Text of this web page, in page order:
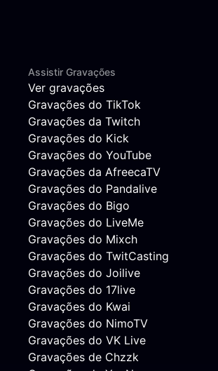
Assistir Gravações
Ver gravações
Gravações do TikTok
Gravações da Twitch
Gravações do Kick
Gravações do YouTube
Gravações da AfreecaTV
Gravações do Pandalive
Gravações do Bigo
Gravações do LiveMe
Gravações do Mixch
Gravações do TwitCasting
Gravações do Joilive
Gravações do 17live
Gravações do Kwai
Gravações do NimoTV
Gravações do VK Live
Gravações de Chzzk